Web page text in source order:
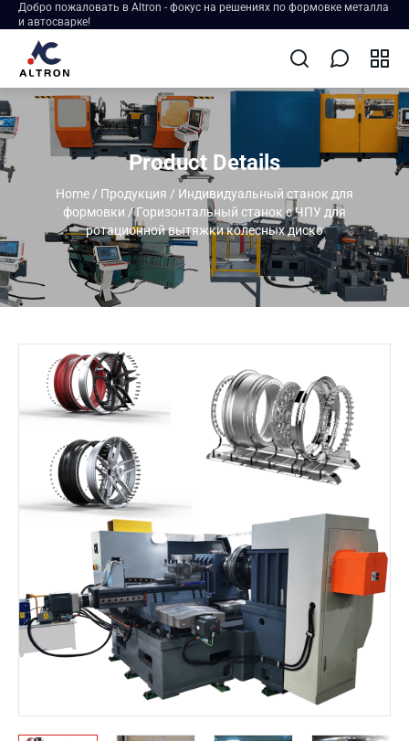
Добро пожаловать в Altron - фокус на решениях по формовке металла
и автосварке!
Product Details
Home / Продукция / Индивидуальный станок для
формовки /Горизонтальный станок с ЧПУ для
ротационной вытяжки колесных диско